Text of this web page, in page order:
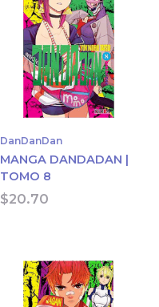
DanDanDan
MANGA DANDADAN |
TOMO 8
$20.70